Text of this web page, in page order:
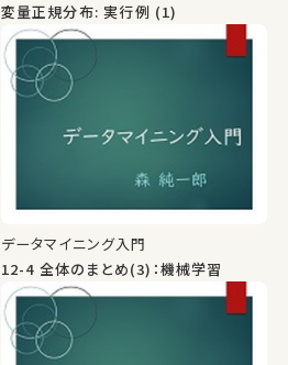
変量正規分布: 実行例 (1)
データマイニング入門
12-4 全体のまとめ(3)：機械学習